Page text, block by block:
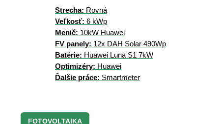
Strecha: Rovná
Veľkosť: 6 kWp
Menič: 10kW Huawei
FV panely: 12x DAH Solar 490Wp
Batérie: Huawei Luna S1 7kW
Optimizéry: Huawei
Ďalšie práce: Smartmeter
FOTOVOLTAIKA